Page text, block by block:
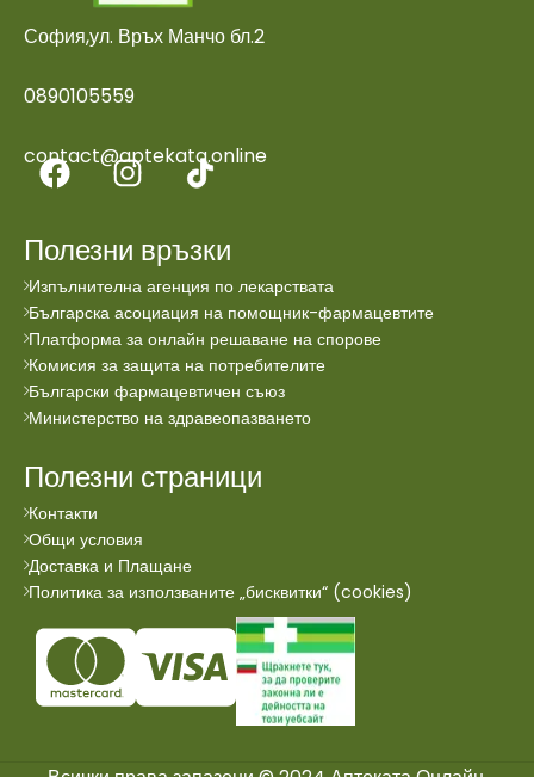
София,ул. Връх Манчо бл.2
0890105559
contact@aptekata.online
Полезни връзки
Изпълнителна агенция по лекарствата
Българска асоциация на помощник-фармацевтите
Платформа за онлайн решаване на спорове
Комисия за защита на потребителите
Български фармацевтичен съюз
Министерство на здравеопазването
Полезни страници
Контакти
Общи условия
Доставка и Плащане
Политика за използваните „бисквитки“ (cookies)